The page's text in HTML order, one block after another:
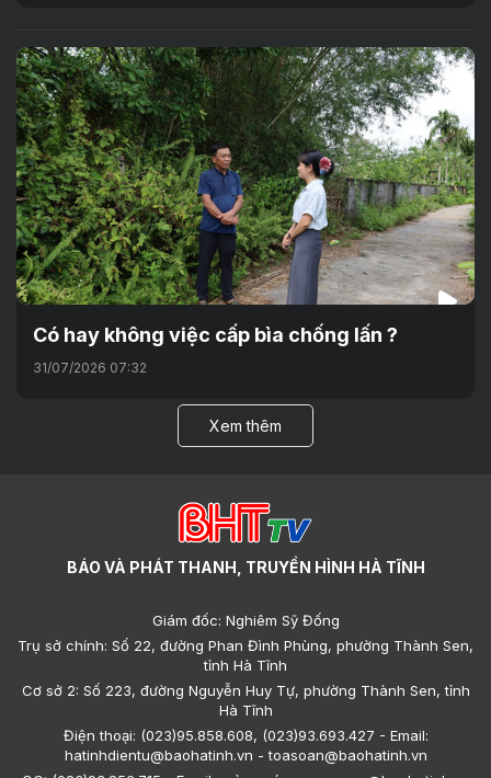
Có hay không việc cấp bìa chống lấn ?
31/07/2026 07:32
Xem thêm
BÁO VÀ PHÁT THANH, TRUYỀN HÌNH HÀ TĨNH
Giám đốc: Nghiêm Sỹ Đống
Trụ sở chính: Số 22, đường Phan Đình Phùng, phường Thành Sen,
tỉnh Hà Tĩnh
Cơ sở 2: Số 223, đường Nguyễn Huy Tự, phường Thành Sen, tỉnh
Hà Tĩnh
Điện thoại: (023)95.858.608, (023)93.693.427 - Email:
hatinhdientu@baohatinh.vn - toasoan@baohatinh.vn